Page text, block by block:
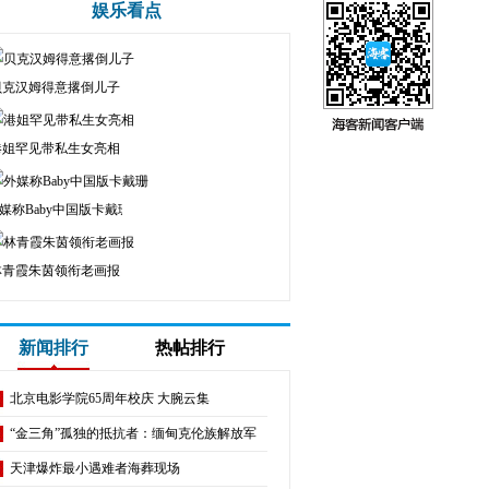
娱乐看点
汉姆得意撂倒儿子
罕见带私生女亮相
称Baby中国版卡戴珊
霞朱茵领衔老画报
新闻排行 热帖排行
北京电影学院65周年校庆 大腕云集
“金三角”孤独的抵抗者：缅甸克伦族解放军
天津爆炸最小遇难者海葬现场